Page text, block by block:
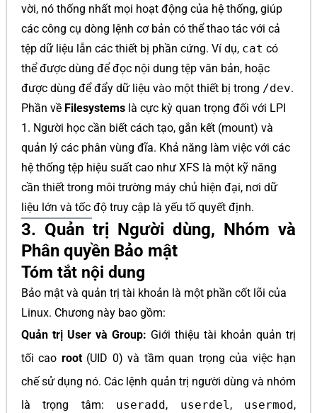
vời, nó thống nhất mọi hoạt động của hệ thống, giúp
các công cụ dòng lệnh cơ bản có thể thao tác với cả
tệp dữ liệu lẫn các thiết bị phần cứng. Ví dụ, cat có
thể được dùng để đọc nội dung tệp văn bản, hoặc
được dùng để đẩy dữ liệu vào một thiết bị trong /dev.
Phần về Filesystems là cực kỳ quan trọng đối với LPI
1. Người học cần biết cách tạo, gắn kết (mount) và
quản lý các phân vùng đĩa. Khả năng làm việc với các
hệ thống tệp hiệu suất cao như XFS là một kỹ năng
cần thiết trong môi trường máy chủ hiện đại, nơi dữ
liệu lớn và tốc độ truy cập là yếu tố quyết định.
3. Quản trị Người dùng, Nhóm và
Phân quyền Bảo mật
Tóm tắt nội dung
Bảo mật và quản trị tài khoản là một phần cốt lõi của
Linux. Chương này bao gồm:
Quản trị User và Group: Giới thiệu tài khoản quản trị
tối cao root(UID 0) và tầm quan trọng của việc hạn
chế sử dụng nó. Các lệnh quản trị người dùng và nhóm
là trọng tâm: useradd , userdel, usermod ,